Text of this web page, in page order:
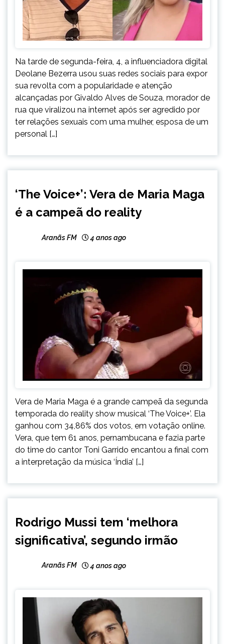
Na tarde de segunda-feira, 4, a influenciadora digital
Deolane Bezerra usou suas redes sociais para expor
sua revolta com a popularidade e atenção
alcançadas por Givaldo Alves de Souza, morador de
rua que viralizou na internet após ser agredido por
ter relações sexuais com uma mulher, esposa de um
personal […]
‘The Voice+’: Vera de Maria Maga
é a campeã do reality
Aranãs FM 4 anos ago
Vera de Maria Maga é a grande campeã da segunda
temporada do reality show musical ‘The Voice+’. Ela
ganhou com 34,86% dos votos, em votação online.
Vera, que tem 61 anos, pernambucana e fazia parte
do time do cantor Toni Garrido encantou a final com
a interpretação da música ‘Índia’ […]
Rodrigo Mussi tem ‘melhora
significativa’, segundo irmão
Aranãs FM 4 anos ago